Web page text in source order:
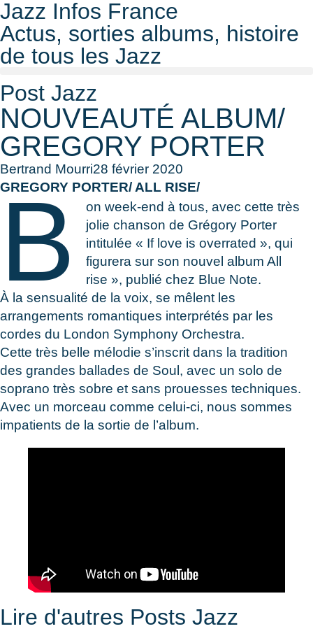
Jazz Infos France
Actus, sorties albums, histoire
de tous les Jazz
Post Jazz
NOUVEAUTÉ ALBUM/
GREGORY PORTER
Bertrand Mourri28 février 2020
GREGORY PORTER/ ALL RISE/
B
on week-end à tous, avec cette très
jolie chanson de Grégory Porter
intitulée « If love is overrated », qui
figurera sur son nouvel album All
rise », publié chez Blue Note.
À la sensualité de la voix, se mêlent les
arrangements romantiques interprétés par les
cordes du London Symphony Orchestra.
Cette très belle mélodie s’inscrit dans la tradition
des grandes ballades de Soul, avec un solo de
soprano très sobre et sans prouesses techniques.
Avec un morceau comme celui-ci, nous sommes
impatients de la sortie de l’album.
Lire d'autres Posts Jazz